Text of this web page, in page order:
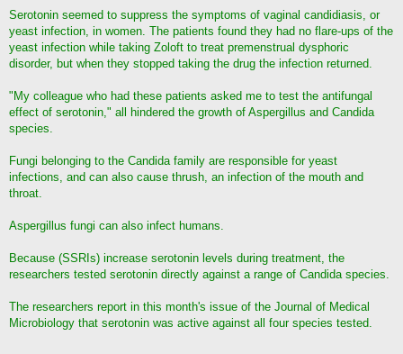
Serotonin seemed to suppress the symptoms of vaginal candidiasis, or
yeast infection, in women. The patients found they had no flare-ups of the
yeast infection while taking Zoloft to treat premenstrual dysphoric
disorder, but when they stopped taking the drug the infection returned.
"My colleague who had these patients asked me to test the antifungal
effect of serotonin," all hindered the growth of Aspergillus and Candida
species.
Fungi belonging to the Candida family are responsible for yeast
infections, and can also cause thrush, an infection of the mouth and
throat.
Aspergillus fungi can also infect humans.
Because (SSRIs) increase serotonin levels during treatment, the
researchers tested serotonin directly against a range of Candida species.
The researchers report in this month's issue of the Journal of Medical
Microbiology that serotonin was active against all four species tested.